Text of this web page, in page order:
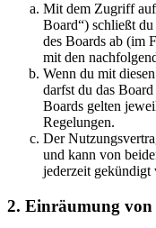
Mit dem Zugriff auf
Board“) schließt
des Boards ab (im
mit den
Wenn du mit
darfst du das
Boards gelten
Regelungen.
Der
und kann von
jederzeit gekündigt
2. Einräumung von